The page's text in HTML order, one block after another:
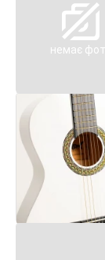
немає